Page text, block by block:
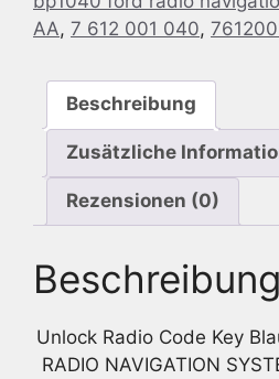
NAVIGATION
1M21-
AA
AA, 7 612 001 040,
Beschreibung
Zusätzliche
Rezensionen (0)
Beschreibung
Unlock Radio Code Key
RADIO NAVIGATION